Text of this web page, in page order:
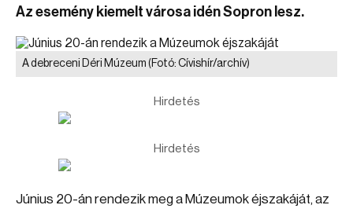
Az esemény kiemelt városa idén Sopron lesz.
A debreceni Déri Múzeum (Fotó: Cívishír/archív)
Hirdetés
Hirdetés
Június 20-án rendezik meg a Múzeumok éjszakáját, az